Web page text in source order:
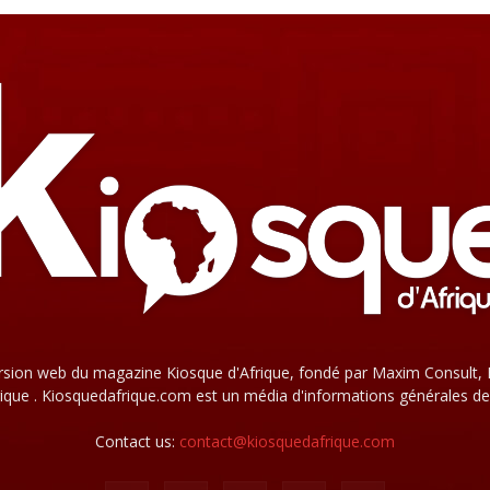
web du magazine Kiosque d'Afrique, fondé par Maxim
. Kiosquedafrique.com est un média d'informations générales
Contact us: contact@kiosquedafrique.com